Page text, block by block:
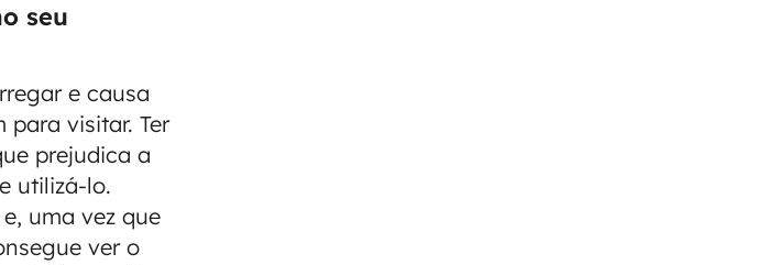
seu
e causa
visitar. Ter
prejudica a
utilizá-lo.
uma vez que
ver o